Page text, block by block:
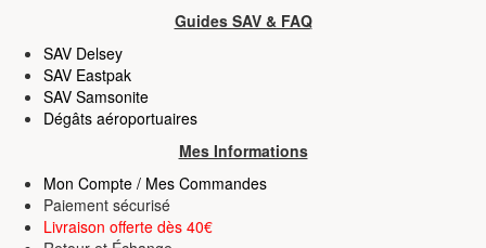
Guides SAV & FAQ
SAV Delsey
SAV Eastpak
SAV Samsonite
Dégâts aéroportuaires
Mes Informations
Mon Compte / Mes Commandes
Paiement sécurisé
Livraison offerte dès 40€